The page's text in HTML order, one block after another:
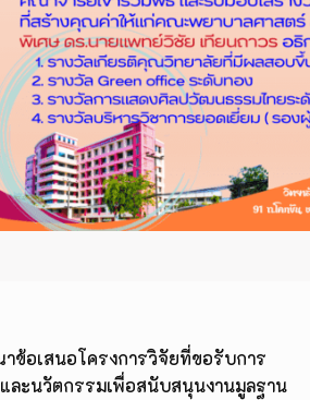
ข้อเสนอโครงการวิจัยที่ขอรับการ
ะนวัตกรรมเพื่อสนับสนุนงานมูลฐาน